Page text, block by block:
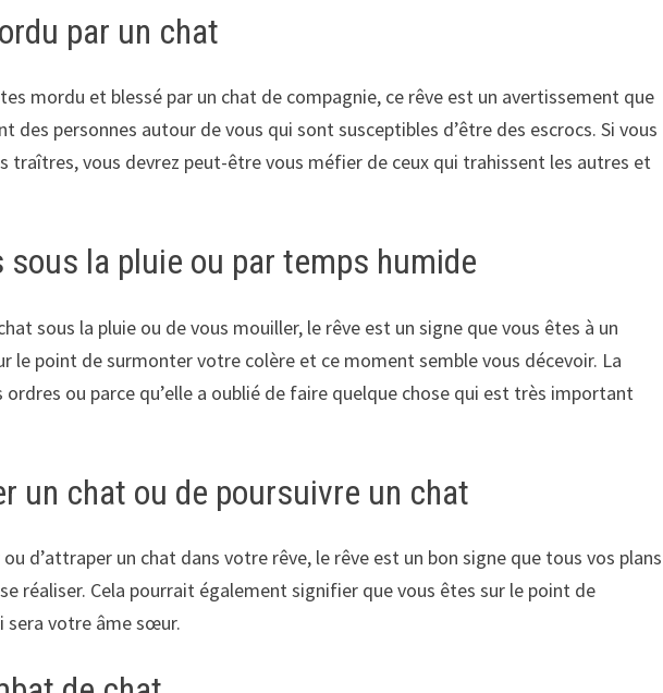
par un chat
mordu et blessé par un chat de compagnie, ce rêve est un avertissement que
des personnes autour de vous qui sont susceptibles d’être des escrocs. Si vous
traîtres, vous devrez peut-être vous méfier de ceux qui trahissent les autres et
sous la pluie ou par temps humide
sous la pluie ou de vous mouiller, le rêve est un signe que vous êtes à un
le point de surmonter votre colère et ce moment semble vous décevoir. La
ordres ou parce qu’elle a oublié de faire quelque chose qui est très important
un chat ou de poursuivre un chat
d’attraper un chat dans votre rêve, le rêve est un bon signe que tous vos plans
réaliser. Cela pourrait également signifier que vous êtes sur le point de
sera votre âme sœur.